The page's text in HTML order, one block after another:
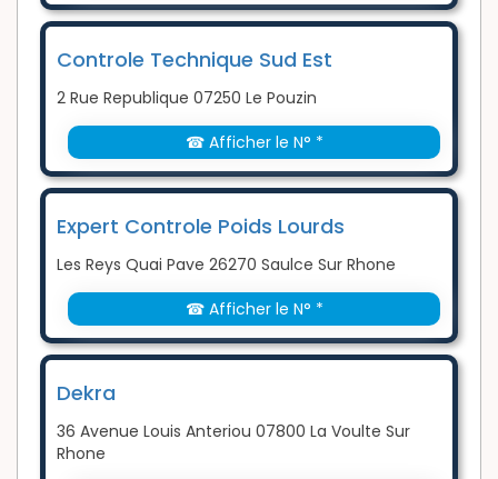
Controle Technique Sud Est
2 Rue Republique 07250 Le Pouzin
☎ Afficher le N° *
Expert Controle Poids Lourds
Les Reys Quai Pave 26270 Saulce Sur Rhone
☎ Afficher le N° *
Dekra
36 Avenue Louis Anteriou 07800 La Voulte Sur
Rhone